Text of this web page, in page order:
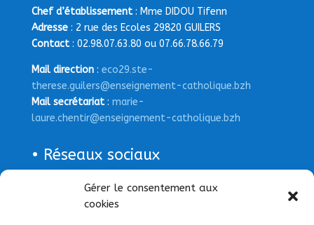
Gérer le consentement aux
cookies
Chef d’établissement: Mme DIDOU Tifenn
Adresse: 2 rue des Ecoles 29820 GUILERS
Contact: 02.98.07.63.80 ou 07.66.78.66.79
Mail direction: eco29.ste-
therese.guilers@enseignement-catholique.bzh
Mail secrétariat: marie-
laure.chentir@enseignement-catholique.bzh
• Réseaux sociaux
Page Facebook